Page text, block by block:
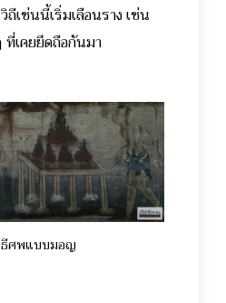
เช่นนี้เริ่มเลือนราง เช่น
เคยยึดถือกันมา
ศพแบบมอญ